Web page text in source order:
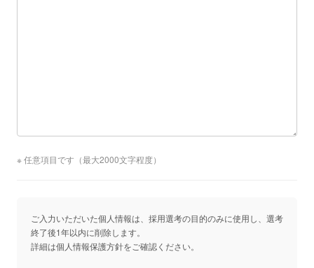
※ 任意項目です（最大2000文字程度）
ご入力いただいた個人情報は、採用選考の目的のみに使用し、選考
終了後1年以内に削除します。
詳細は個人情報保護方針をご確認ください。